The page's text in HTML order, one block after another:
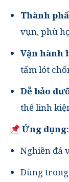
Thành
vụn, phù
Vận hành
tấm lót
Dễ bảo
thế linh
Ứng dụng:
Nghiền đá
Dùng